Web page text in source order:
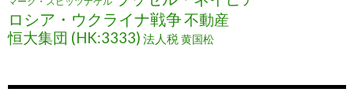
ロシア・ウクライナ戦争不動産
恒大集団 (HK:3333) 法人税黄国松